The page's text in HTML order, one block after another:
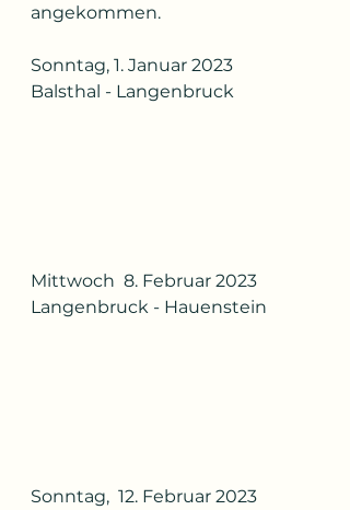
angekommen.
Sonntag, 1. Januar 2023
Balsthal - Langenbruck
Mittwoch  8. Februar 2023
Langenbruck - Hauenstein
Sonntag,  12. Februar 2023